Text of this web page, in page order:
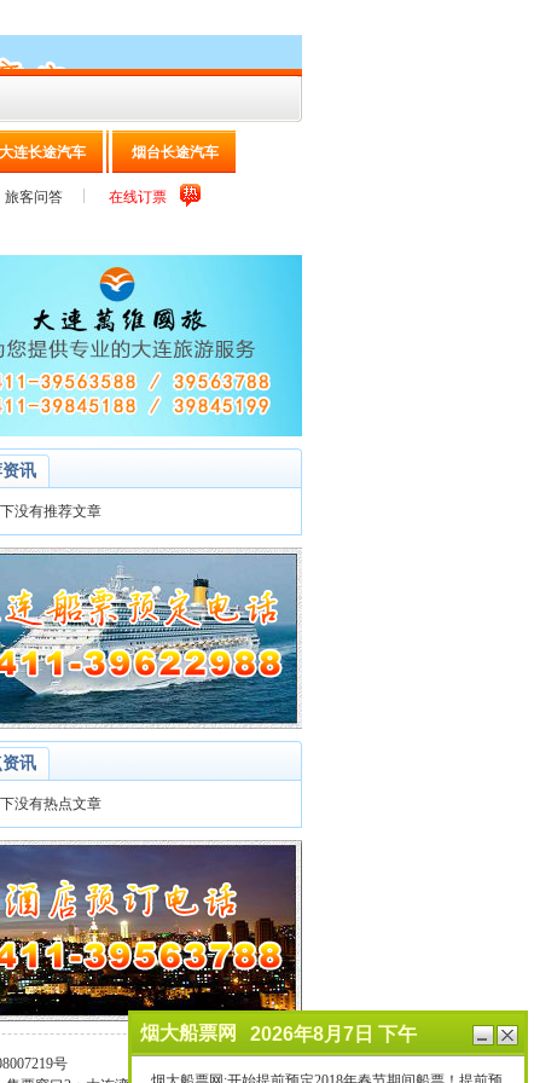
大连长途汽车 烟台长途汽车
旅客问答 在线订票
讯
没有推荐文章
讯
没有热点文章
号
闭
最
小
化